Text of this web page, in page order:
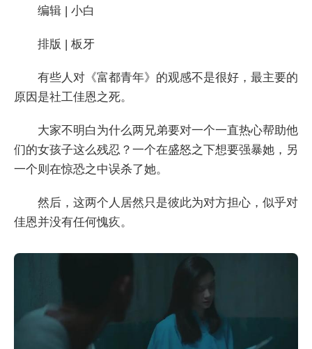
编辑 | 小白
排版 | 板牙
有些人对《富都青年》的观感不是很好，最主要的
原因是社工佳恩之死。
大家不明白为什么两兄弟要对一个一直热心帮助他
们的女孩子这么残忍？一个在盛怒之下想要强暴她，另
一个则在惊恐之中误杀了她。
然后，这两个人居然只是彼此为对方担心，似乎对
佳恩并没有任何愧疚。